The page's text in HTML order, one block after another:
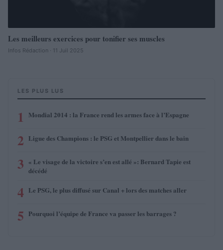
Les meilleurs exercices pour tonifier ses muscles
Infos Rédaction · 11 Juil 2025
LES PLUS LUS
1 Mondial 2014 : la France rend les armes face à l’Espagne
2 Ligue des Champions : le PSG et Montpellier dans le bain
3 « Le visage de la victoire s’en est allé »: Bernard Tapie est
décédé
4 Le PSG, le plus diffusé sur Canal + lors des matches aller
5 Pourquoi l’équipe de France va passer les barrages ?